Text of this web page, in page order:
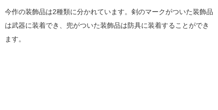
今作の装飾品は2種類に分かれています。剣のマークがついた装飾品
は武器に装着でき、兜がついた装飾品は防具に装着することができ
ます。